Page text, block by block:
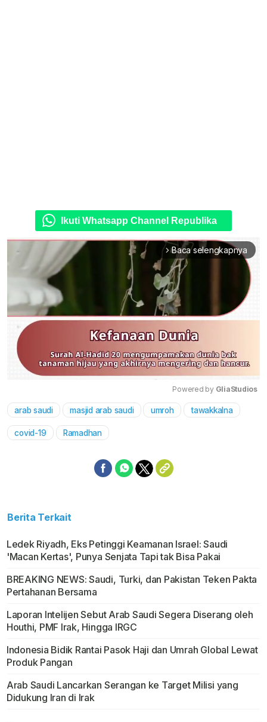
Ikuti Whatsapp Channel Republika
arrow_forward_ios Baca selengkapnya
Mute
Powered by GliaStudios
arab saudi masjid arab saudi umroh tawakkalna
covid-19 Ramadhan
Berita Terkait
Ledek Riyadh, Eks Petinggi Keamanan Israel: Saudi
'Macan Kertas', Punya Senjata Tapi tak Bisa Pakai
BREAKING NEWS: Saudi, Turki, dan Pakistan Teken Pakta
Pertahanan Bersama
Laporan Intelijen Sebut Arab Saudi Segera Diserang oleh
Houthi, PMF Irak, Hingga IRGC
Indonesia Bidik Rantai Pasok Haji dan Umrah Global Lewat
Produk Pangan
Arab Saudi Lancarkan Serangan ke Target Milisi yang
Didukung Iran di Irak